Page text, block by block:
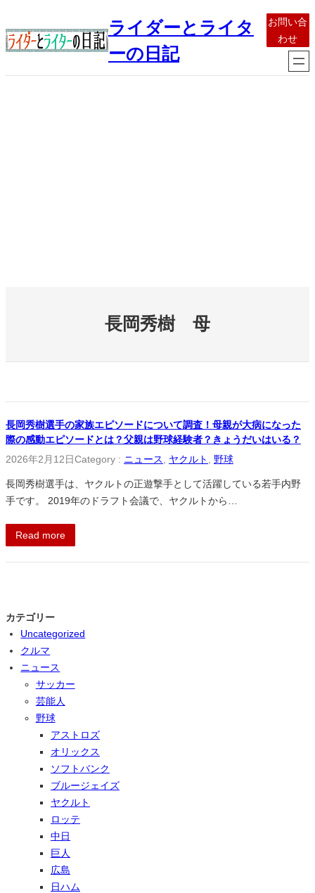
容
を
ライダーとライタ
ーの日記
お問い合
わせ
長岡秀樹 母
長岡秀樹選手の家族エピソードについて調査！母親が大病になった
際の感動エピソードとは？父親は野球経験者？きょうだいはいる？
2026年2月12日Category : ニュース ヤクルト 野球
長岡秀樹選手は、ヤクルトの正遊撃手として活躍している若手内野
手です。 2019年のドラフト会議で、ヤクルトから…
Read more
カテゴリー
Uncategorized
クルマ
ニュース
サッカー
芸能人
野球
アストロズ
オリックス
ソフトバンク
ブルージェイズ
ヤクルト
ロッテ
中日
巨人
広島
日ハム